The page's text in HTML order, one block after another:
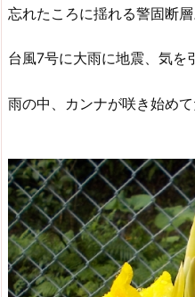
忘れたころに揺れる警固断層
台風7号に大雨に地震、気を
雨の中、カンナが咲き始めて